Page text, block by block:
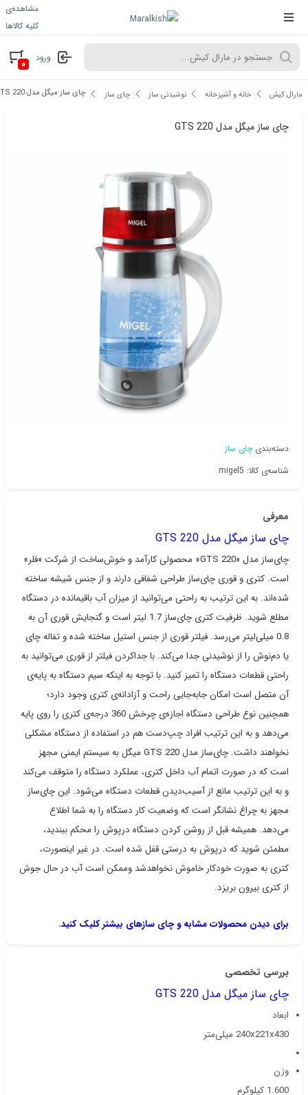
مشاهده‌ی
کلیه کالاها
ورود ۰
مارال کیش خانه و آشپزخانه نوشیدنی ساز چای ساز چای ساز میگل مدل GTS 220
چای ساز میگل مدل GTS 220
دسته‌بندی چای ساز
شناسه‌ی کالا: migel5
معرفی
چای ساز میگل مدل GTS 220
چای‌ساز مدل «GTS 220» محصولی کارآمد و خوش‌ساخت از شرکت «فلر»
است. کتری و قوری چای‌ساز طراحی شفافی دارند و از جنس شیشه ساخته
شده‌اند. به این ترتیب به راحتی می‌توانید از میزان آب باقیمانده در دستگاه
مطلع شوید. ظرفیت کتری چای‌ساز 1.7 لیتر است و گنجایش قوری آن به
0.8 میلی‌لیتر می‌رسد. فیلتر قوری از جنس استیل ساخته شده و تفاله چای
یا دم‌نوش را از نوشیدنی جدا می‌کند. با جداکردن فیلتر از قوری می‌توانید به
راحتی قطعات دستگاه را تمیز کنید. با توجه به اینکه سیم دستگاه به پایه‌ی
آن متصل است امکان جابه‌جایی راحت و آزادانه‌ی کتری وجود دارد؛
همچنین نوع طراحی دستگاه اجازه‌ی چرخش 360 درجه‌ی کتری را روی پایه
می‌دهد و به این ترتیب افراد چپ‌دست هم در استفاده از دستگاه مشکلی
نخواهند داشت. چای‌ساز مدل GTS 220 میگل به سیستم ایمنی مجهز
است که در صورت اتمام آب داخل کتری، عملکرد دستگاه را متوقف می‌کند
و به این ترتیب مانع از آسیب‌دیدن قطعات دستگاه می‌شود. این چای‌ساز
مجهز به چراغ‌ نشانگر است که وضعیت کار دستگاه را به شما اطلاع
می‌دهد. همیشه قبل از روشن کردن دستگاه درپوش را محکم ببندید،
مطمئن شوید که درپوش به درستی قفل شده است. در غیر اینصورت،
کتری به صورت خودکار خاموش نخواهدشد وممکن است آب در حال جوش
از کتری بیرون بریزد.
برای دیدن محصولات مشابه و چای سازهای بیشتر کلیک کنید.
بررسی تخصصی
چای ساز میگل مدل GTS 220
ابعاد
240x221x430 میلی‌متر
وزن
1.600 کیلوگرم